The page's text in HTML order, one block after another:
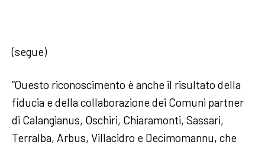
(segue)
“Questo riconoscimento è anche il risultato della
fiducia e della collaborazione dei Comuni partner
di Calangianus, Oschiri, Chiaramonti, Sassari,
Terralba, Arbus, Villacidro e Decimomannu, che